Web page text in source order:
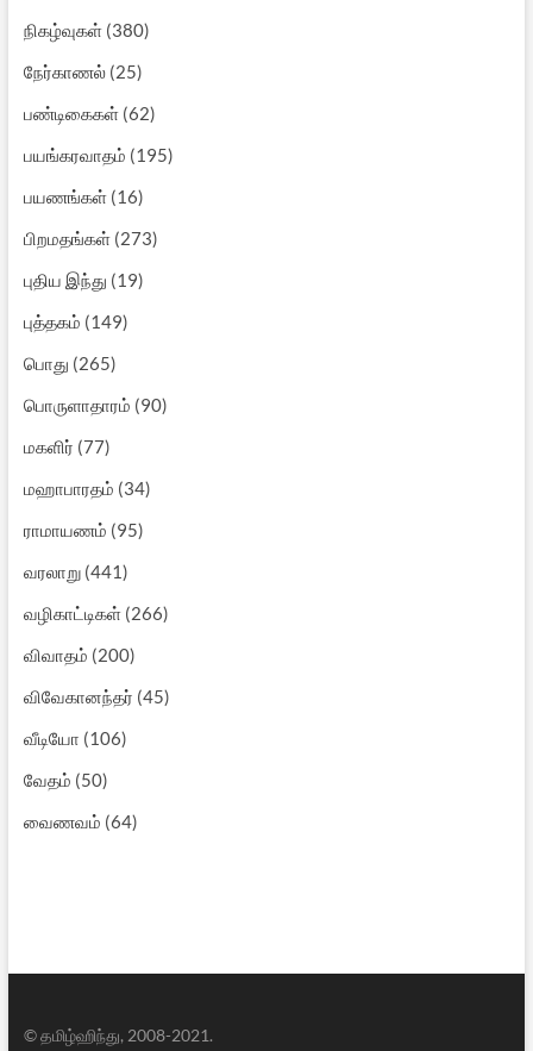
நிகழ்வுகள்(380)
நேர்காணல்(25)
பண்டிகைகள்(62)
பயங்கரவாதம் (195)
பயணங்கள்(16)
பிறமதங்கள்(273)
புதிய இந்து (19)
புத்தகம் (149)
பொது (265)
பொருளாதாரம் (90)
மகளிர் (77)
மஹாபாரதம் (34)
ராமாயணம் (95)
வரலாறு(441)
வழிகாட்டிகள்(266)
விவாதம் (200)
விவேகானந்தர் (45)
வீடியோ (106)
வேதம் (50)
வைணவம் (64)
© தமிழ்ஹிந்து, 2008-2021.